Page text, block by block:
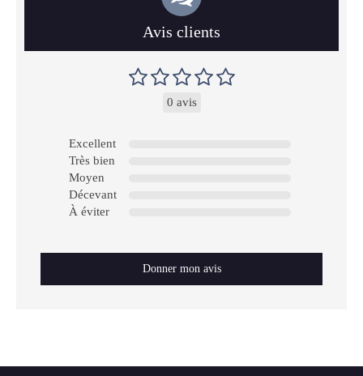
Avis clients
0 avis
Excellent
Très bien
Moyen
Décevant
À éviter
Donner mon avis